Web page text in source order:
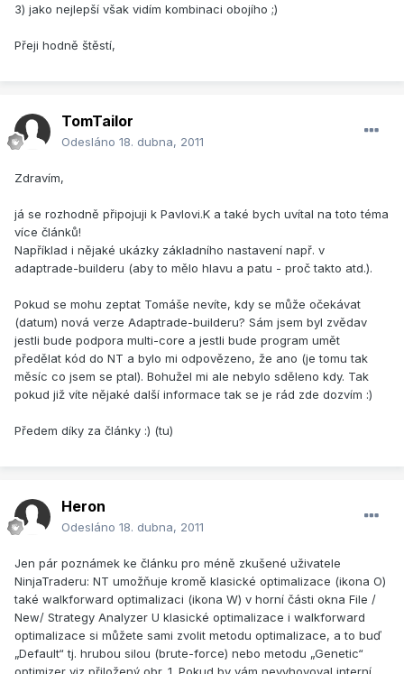
3) jako nejlepší však vidím kombinaci obojího ;)
Přeji hodně štěstí,
TomTailor
Odesláno 18. dubna, 2011
Zdravím,
já se rozhodně připojuji k Pavlovi.K a také bych uvítal na toto téma
více článků!
Například i nějaké ukázky základního nastavení např. v
adaptrade-builderu (aby to mělo hlavu a patu - proč takto atd.).
Pokud se mohu zeptat Tomáše nevíte, kdy se může očekávat
(datum) nová verze Adaptrade-builderu? Sám jsem byl zvědav
jestli bude podpora multi-core a jestli bude program umět
předělat kód do NT a bylo mi odpovězeno, že ano (je tomu tak
měsíc co jsem se ptal). Bohužel mi ale nebylo sděleno kdy. Tak
pokud již víte nějaké další informace tak se je rád zde dozvím :)
Předem díky za články :) (tu)
Heron
Odesláno 18. dubna, 2011
Jen pár poznámek ke článku pro méně zkušené uživatele
NinjaTraderu: NT umožňuje kromě klasické optimalizace (ikona O)
také walkforward optimalizaci (ikona W) v horní části okna File /
New/ Strategy Analyzer U klasické optimalizace i walkforward
optimalizace si můžete sami zvolit metodu optimalizace, a to buď
„Default“ tj. hrubou silou (brute-force) nebo metodu „Genetic“